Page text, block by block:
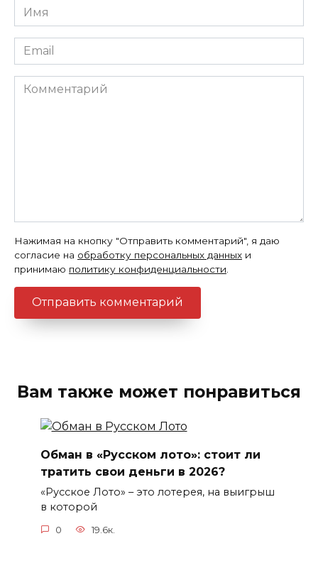
Имя
*
Email
*
Комментарий
Нажимая на кнопку "Отправить комментарий", я даю
согласие на обработку персональных данных и
принимаю политику конфиденциальности
Вам также может понравиться
Обман в «Русском лото»: стоит ли
тратить свои деньги в 2026?
«Русское Лото» – это лотерея, на выигрыш
в которой
0 19.6к.